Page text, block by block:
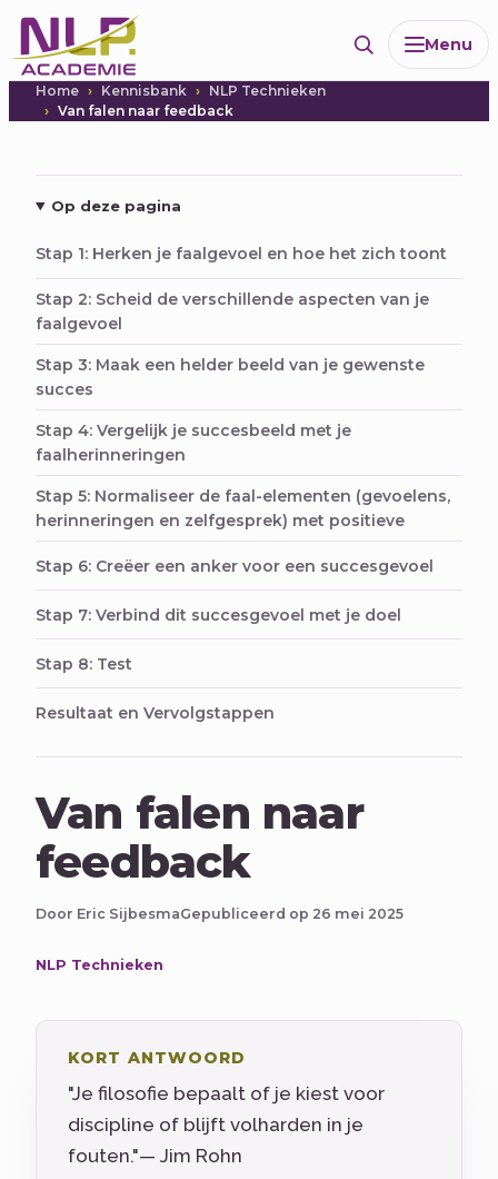
Ga
naar
de
inhoud
Menu
Home Kennisbank
NLP Technieken
Van falen naar feedback
Op deze pagina
Stap 1: Herken je faalgevoel en hoe het zich toont
Stap 2: Scheid de verschillende aspecten van je
faalgevoel
Stap 3: Maak een helder beeld van je gewenste
succes
Stap 4: Vergelijk je succesbeeld met je
faalherinneringen
Stap 5: Normaliseer de faal-elementen (gevoelens,
herinneringen en zelfgesprek) met positieve
Stap 6: Creëer een anker voor een succesgevoel
Stap 7: Verbind dit succesgevoel met je doel
Stap 8: Test
Resultaat en Vervolgstappen
Van falen naar
feedback
Door Eric SijbesmaGepubliceerd op 26 mei 2025
NLP Technieken
KORT ANTWOORD
"Je filosofie bepaalt of je kiest voor
discipline of blijft volharden in je
fouten."— Jim Rohn